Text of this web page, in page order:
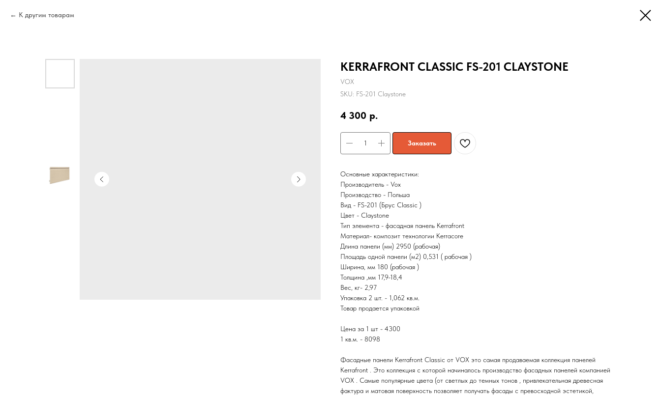
К другим товарам
KERRAFRONT CLASSIC FS-201 CLAYSTONE
VOX
SKU: FS-201 Claystone
4 300 р.
Заказать
Основные характеристики:
Производитель - Vox
Производство - Польша
Вид - FS-201 (Брус Classic )
Цвет - Claystone
Тип элемента - фасадная панель Kerrafront
Материал- композит технологии Kerracore
Длина панели (мм) 2950 (рабочая)
Площадь одной панели (м2) 0,531 ( рабочая )
Ширина, мм 180 (рабочая )
Толщина ,мм 17,9-18,4
Вес, кг- 2,97
Упаковка 2 шт. - 1,062 кв.м.
Товар продается упаковкой
Цена за 1 шт - 4300
1 кв.м. - 8098
Фасадные панели Kerrafront Classic от VOX это самая продаваемая коллекция панелей
Kerrafront . Это коллекция с которой начиналось производство фасадных панелей компанией
VOX . Самые популярные цвета (от светлых до темных тонов , привлекательная древесная
фактура и матовая поверхность позволяет получать фасады с превосходной эстетикой,